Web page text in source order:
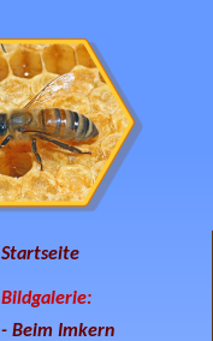
Startseite
Bildgalerie:
- Beim Imkern